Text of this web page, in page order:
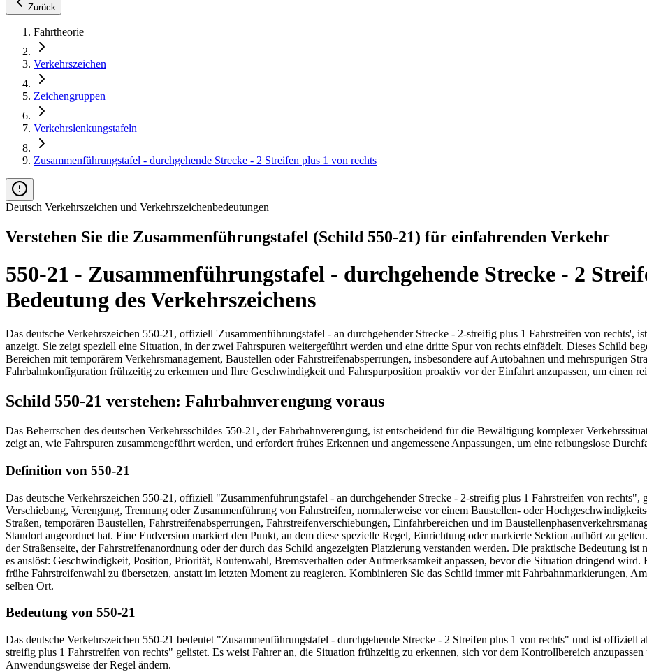
Zurück
Fahrtheorie
Verkehrszeichen
Zeichengruppen
Verkehrslenkungstafeln
Zusammenführungstafel - durchgehende Strecke - 2 Streifen plus 1 von rechts
Deutsch Verkehrszeichen und Verkehrszeichenbedeutungen
Verstehen Sie die Zusammenführungstafel (Schild 550-21) für einfahrenden Verkehr
550-21 - Zusammenführungstafel - durchgehende Strecke - 2
Bedeutung des Verkehrszeichens
Das deutsche Verkehrszeichen 550-21, offiziell 'Zusammenführungstafel - an durchgehender Strecke - 2-streifig plus 1 Fahrstreifen von rechts',
anzeigt. Sie zeigt speziell eine Situation, in der zwei Fahrspuren weitergeführt werden und eine dritte Spur von rechts einfädelt. Dieses Schild
Bereichen mit temporärem Verkehrsmanagement, Baustellen oder Fahrstreifenabsperrungen, insbesondere auf Autobahnen und mehrspurigen
Fahrbahnkonfiguration frühzeitig zu erkennen und Ihre Geschwindigkeit und Fahrspurposition proaktiv vor der Einfahrt anzupassen, um einen
Schild 550-21 verstehen: Fahrbahnverengung voraus
Das Beherrschen des deutschen Verkehrsschildes 550-21, der Fahrbahnverengung, ist entscheidend für die Bewältigung komplexer
zeigt an, wie Fahrspuren zusammengeführt werden, und erfordert frühes Erkennen und angemessene Anpassungen, um eine reibungslose
Definition von 550-21
Das deutsche Verkehrszeichen 550-21, offiziell "Zusammenführungstafel - an durchgehender Strecke - 2-streifig plus 1 Fahrstreifen von
Verschiebung, Verengung, Trennung oder Zusammenführung von Fahrstreifen, normalerweise vor einem Baustellen- oder
Straßen, temporären Baustellen, Fahrstreifenabsperrungen, Fahrstreifenverschiebungen, Einfahrbereichen und im
Standort angeordnet hat. Eine Endversion markiert den Punkt, an dem diese spezielle Regel, Einrichtung oder markierte Sektion aufhört zu
der Straßenseite, der Fahrstreifenanordnung oder der durch das Schild angezeigten Platzierung verstanden werden. Die praktische Bedeutung
es auslöst: Geschwindigkeit, Position, Priorität, Routenwahl, Bremsverhalten oder Aufmerksamkeit anpassen, bevor die Situation dringend
frühe Fahrstreifenwahl zu übersetzen, anstatt im letzten Moment zu reagieren. Kombinieren Sie das Schild immer mit Fahrbahnmarkierungen,
selben Ort.
Bedeutung von 550-21
Das deutsche Verkehrszeichen 550-21 bedeutet "Zusammenführungstafel - durchgehende Strecke - 2 Streifen plus 1 von rechts" und ist offiziell
streifig plus 1 Fahrstreifen von rechts" gelistet. Es weist Fahrer an, die Situation frühzeitig zu erkennen, sich vor dem Kontrollbereich
Anwendungsweise der Regel ändern.